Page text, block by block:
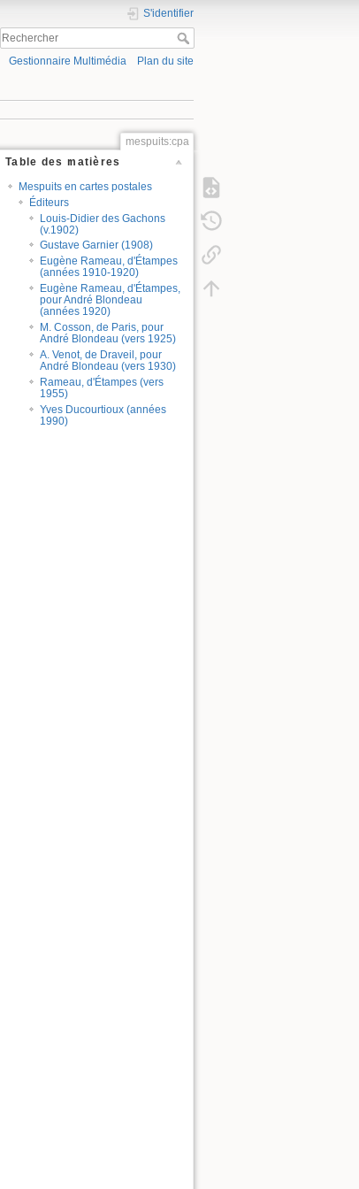
S'identifier
Gestionnaire Multimédia Plan du site
mespuits:cpa
Table des matières
Mespuits en cartes postales
Éditeurs
Louis-Didier des Gachons
(v.1902)
Gustave Garnier (1908)
Eugène Rameau, d'Étampes
(années 1910-1920)
Eugène Rameau, d'Étampes,
pour André Blondeau
(années 1920)
M. Cosson, de Paris, pour
André Blondeau (vers 1925)
A. Venot, de Draveil, pour
André Blondeau (vers 1930)
Rameau, d'Étampes (vers
1955)
Yves Ducourtioux (années
1990)